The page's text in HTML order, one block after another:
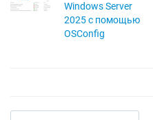
Windows Server
2025 с помощью
OSConfig